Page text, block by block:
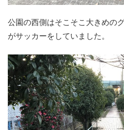
公園の西側はそこそこ大きめの
がサッカーをしていました。